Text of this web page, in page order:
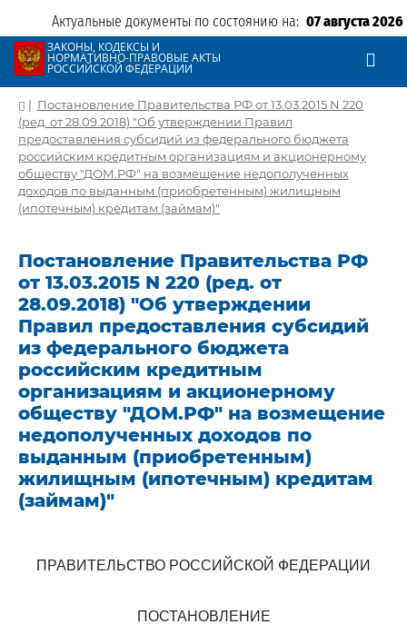
Актуальные документы по состоянию на: 07 августа 2026
ЗАКОНЫ, КОДЕКСЫ И
НОРМАТИВНО-ПРАВОВЫЕ АКТЫ
РОССИЙСКОЙ ФЕДЕРАЦИИ
| Постановление Правительства РФ от 13.03.2015 N 220
(ред. от 28.09.2018) "Об утверждении Правил
предоставления субсидий из федерального бюджета
российским кредитным организациям и акционерному
обществу "ДОМ.РФ" на возмещение недополученных
доходов по выданным (приобретенным) жилищным
(ипотечным) кредитам (займам)"
Постановление Правительства РФ
от 13.03.2015 N 220 (ред. от
28.09.2018) "Об утверждении
Правил предоставления субсидий
из федерального бюджета
российским кредитным
организациям и акционерному
обществу "ДОМ.РФ" на возмещение
недополученных доходов по
выданным (приобретенным)
жилищным (ипотечным) кредитам
(займам)"
ПРАВИТЕЛЬСТВО РОССИЙСКОЙ ФЕДЕРАЦИИ
ПОСТАНОВЛЕНИЕ